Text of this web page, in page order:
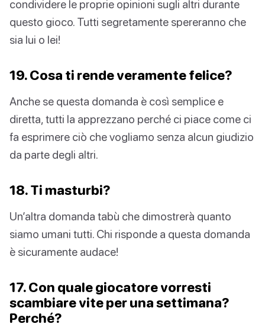
condividere le proprie opinioni sugli altri durante
questo gioco. Tutti segretamente spereranno che
sia lui o lei!
19. Cosa ti rende veramente felice?
Anche se questa domanda è così semplice e
diretta, tutti la apprezzano perché ci piace come ci
fa esprimere ciò che vogliamo senza alcun giudizio
da parte degli altri.
18. Ti masturbi?
Un’altra domanda tabù che dimostrerà quanto
siamo umani tutti. Chi risponde a questa domanda
è sicuramente audace!
17. Con quale giocatore vorresti
scambiare vite per una settimana?
Perché?